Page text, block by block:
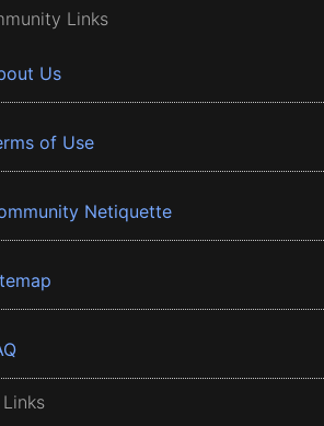
Links
Us
of Use
Netiquette